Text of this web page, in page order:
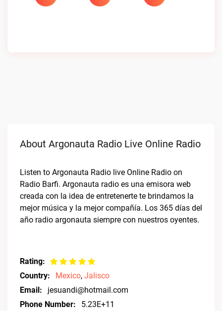
About Argonauta Radio Live Online Radio
Listen to Argonauta Radio live Online Radio on
Radio Barfi. Argonauta radio es una emisora web
creada con la idea de entretenerte te brindamos la
mejor música y la mejor compañía. Los 365 días del
año radio argonauta siempre con nuestros oyentes.
Rating:
Country:
Mexico, Jalisco
Email:
jesuandi@hotmail.com
Phone Number:
5.23E+11